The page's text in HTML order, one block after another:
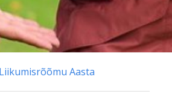
Aasta